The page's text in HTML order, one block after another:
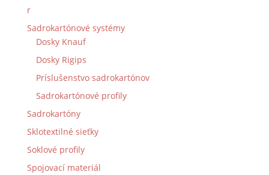
r
Sadrokartónové systémy
Dosky Knauf
Dosky Rigips
Príslušenstvo sadrokartónov
Sadrokartónové profily
Sadrokartóny
Sklotextilné sieťky
Soklové profily
Spojovací materiál